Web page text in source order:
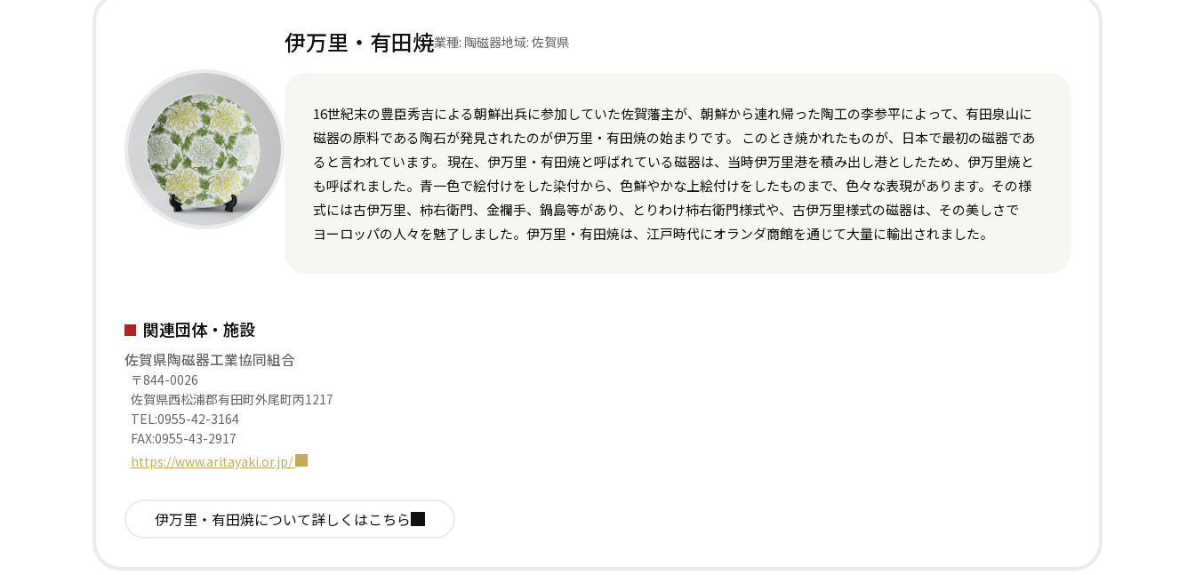
伊万里・有田焼業種: 陶磁器地域: 佐賀県
16世紀末の豊臣秀吉による朝鮮出兵に参加していた佐賀藩主が、朝鮮から連れ帰った陶工の李参平によって、有田泉山に
磁器の原料である陶石が発見されたのが伊万里・有田焼の始まりです。 このとき焼かれたものが、日本で最初の磁器であ
ると言われています。 現在、伊万里・有田焼と呼ばれている磁器は、当時伊万里港を積み出し港としたため、伊万里焼と
も呼ばれました。青一色で絵付けをした染付から、色鮮やかな上絵付けをしたものまで、色々な表現があります。その様
式には古伊万里、柿右衛門、金襴手、鍋島等があり、とりわけ柿右衛門様式や、古伊万里様式の磁器は、その美しさで
ヨーロッパの人々を魅了しました。伊万里・有田焼は、江戸時代にオランダ商館を通じて大量に輸出されました。
関連団体・施設
佐賀県陶磁器工業協同組合
〒844-0026
佐賀県西松浦郡有田町外尾町丙1217
TEL:0955-42-3164
FAX:0955-43-2917
https://www.aritayaki.or.jp/
伊万里・有田焼について詳しくはこちら